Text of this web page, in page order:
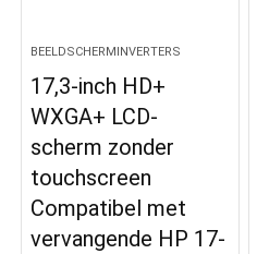
BEELDSCHERMINVERTERS
17,3-inch HD+
WXGA+ LCD-
scherm zonder
touchscreen
Compatibel met
vervangende HP 17-